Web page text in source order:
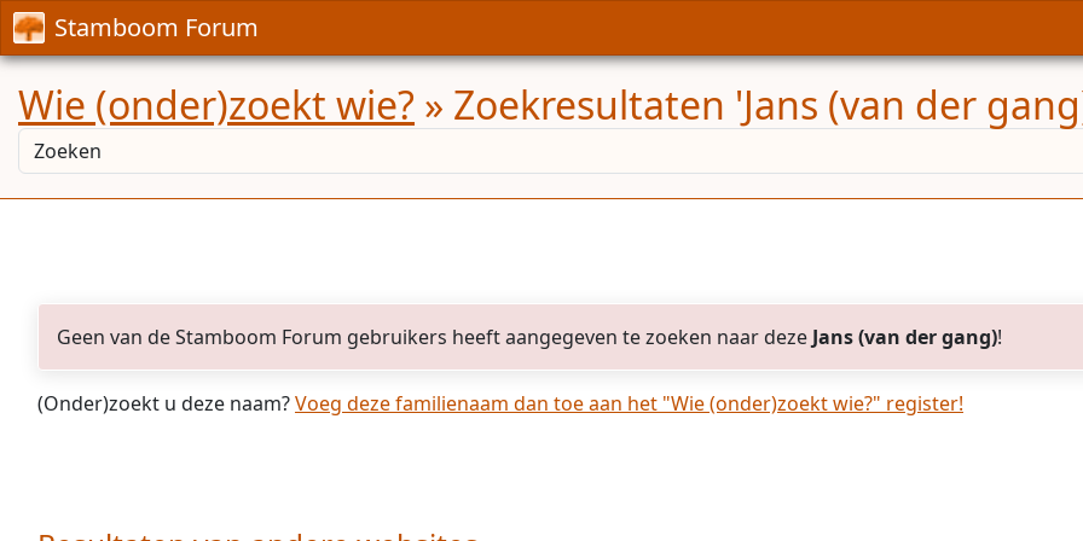
Stamboom Forum
Wie (onder)zoekt wie? » Zoekresultaten 'Jans (van der
Geen van de Stamboom Forum gebruikers heeft aangegeven te zoeken naar deze Jans (van der gang)!
(Onder)zoekt u deze naam?Voeg deze familienaam dan toe aan het "Wie (onder)zoekt wie?" register!